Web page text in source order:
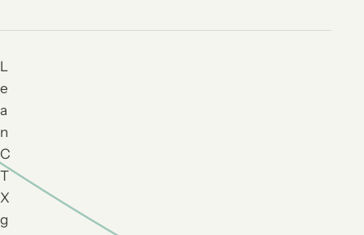
L
e
a
n
C
T
X
g